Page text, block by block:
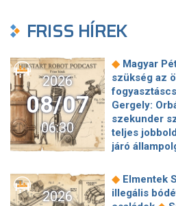
FRISS HÍREK
2026
08/07
06:30
◆ Magyar
szükség az
Gergely:
szekunder
teljes
járó
Donald Trump
katasztrófa”
orosz hibrid
2026
◆ Elmentek
illegális